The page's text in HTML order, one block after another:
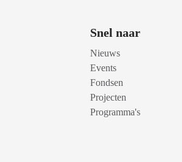
Snel naar
Nieuws
Events
Fondsen
Projecten
Programma's